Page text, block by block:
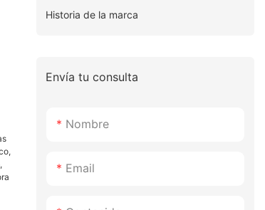
Historia de la marca
Envía tu consulta
Nombre
Email